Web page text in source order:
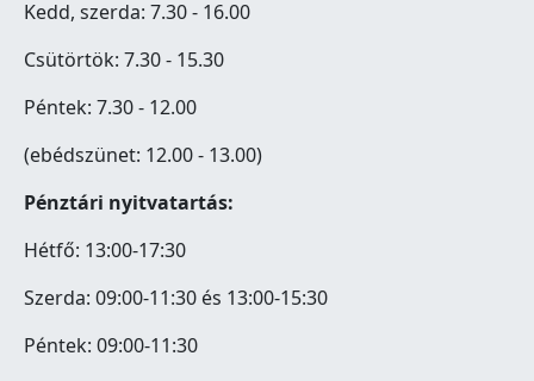
Kedd, szerda: 7.30 - 16.00
Csütörtök: 7.30 - 15.30
Péntek: 7.30 - 12.00
(ebédszünet: 12.00 - 13.00)
Pénztári nyitvatartás:
Hétfő: 13:00-17:30
Szerda: 09:00-11:30 és 13:00-15:30
Péntek: 09:00-11:30